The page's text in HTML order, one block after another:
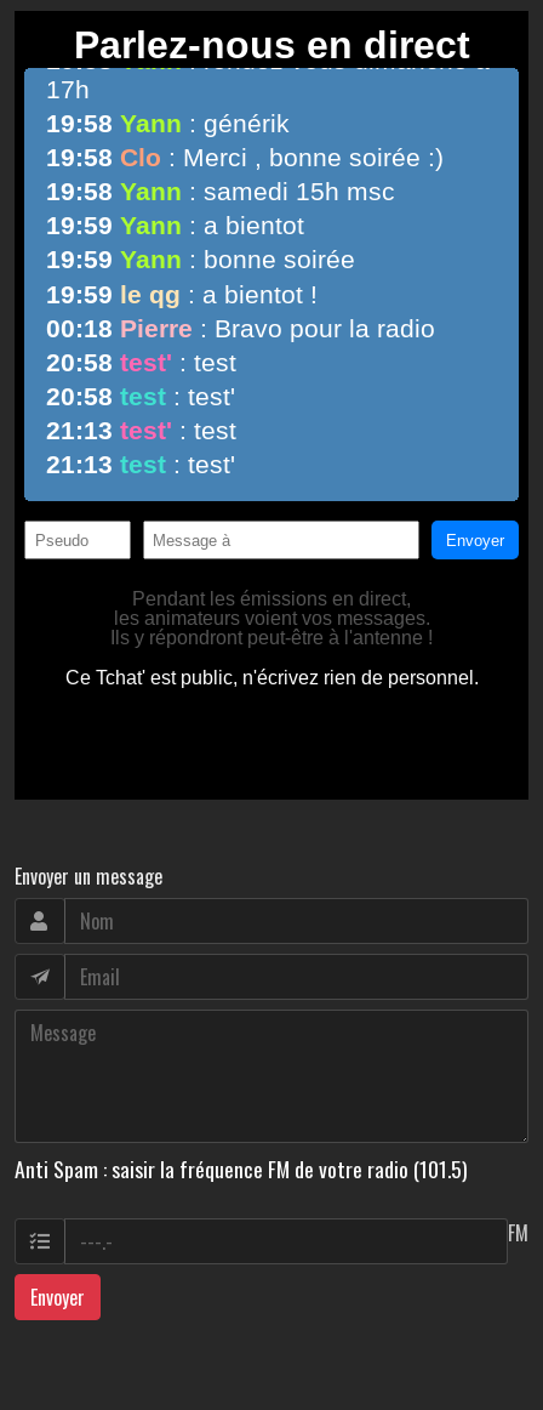
Envoyer un message
Anti Spam : saisir la fréquence FM de votre radio (101.5)
FM
Envoyer